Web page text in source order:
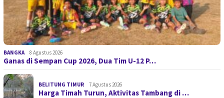
BANGKA 8 Agustus 2026
Ganas di Sempan Cup 2026, Dua Tim U-12 P…
BELITUNG TIMUR 7 Agustus 2026
Harga Timah Turun, Aktivitas Tambang di …